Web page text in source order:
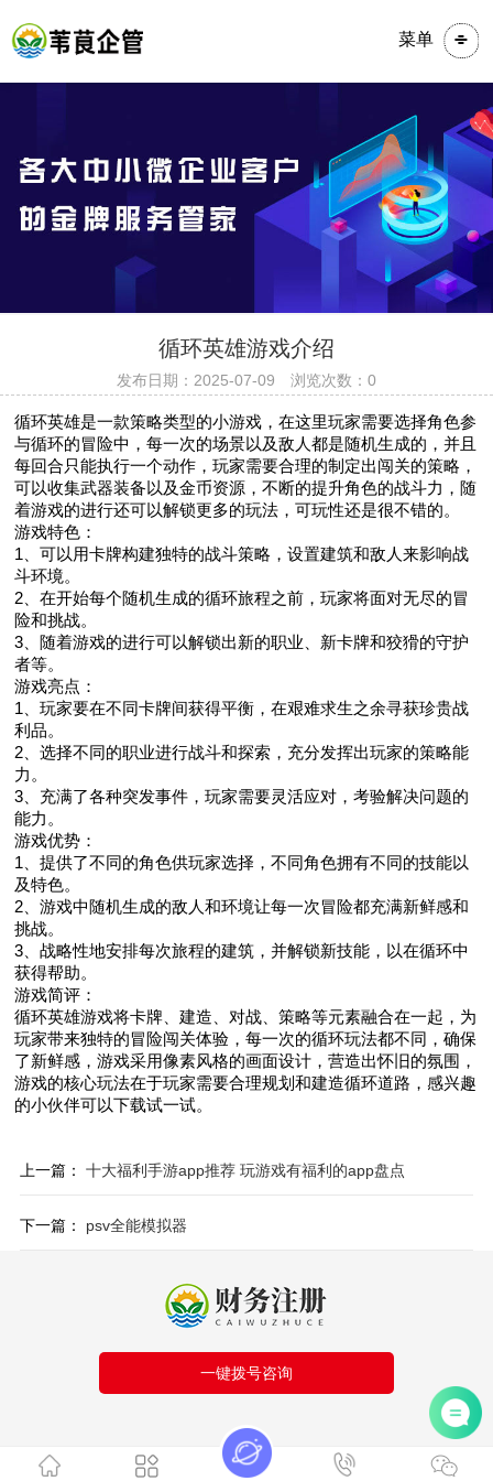
菜单
​​​循环英雄游戏介绍
发布日期：2025-07-09 浏览次数：0
循环英雄是一款策略类型的小游戏，在这里玩家需要选择角色参
与循环的冒险中，每一次的场景以及敌人都是随机生成的，并且
每回合只能执行一个动作，玩家需要合理的制定出闯关的策略，
可以收集武器装备以及金币资源，不断的提升角色的战斗力，随
着游戏的进行还可以解锁更多的玩法，可玩性还是很不错的。
游戏特色：
1、可以用卡牌构建独特的战斗策略，设置建筑和敌人来影响战
斗环境。
2、在开始每个随机生成的循环旅程之前，玩家将面对无尽的冒
险和挑战。
3、随着游戏的进行可以解锁出新的职业、新卡牌和狡猾的守护
者等。
游戏亮点：
1、玩家要在不同卡牌间获得平衡，在艰难求生之余寻获珍贵战
利品。
2、选择不同的职业进行战斗和探索，充分发挥出玩家的策略能
力。
3、充满了各种突发事件，玩家需要灵活应对，考验解决问题的
能力。
游戏优势：
1、提供了不同的角色供玩家选择，不同角色拥有不同的技能以
及特色。
2、游戏中随机生成的敌人和环境让每一次冒险都充满新鲜感和
挑战。
3、战略性地安排每次旅程的建筑，并解锁新技能，以在循环中
获得帮助。
游戏简评：
循环英雄游戏将卡牌、建造、对战、策略等元素融合在一起，为
玩家带来独特的冒险闯关体验，每一次的循环玩法都不同，确保
了新鲜感，游戏采用像素风格的画面设计，营造出怀旧的氛围，
游戏的核心玩法在于玩家需要合理规划和建造循环道路，感兴趣
的小伙伴可以下载试一试。
上一篇： 十大福利手游app推荐 玩游戏有福利的app盘点
下一篇： psv全能模拟器
一键拨号咨询